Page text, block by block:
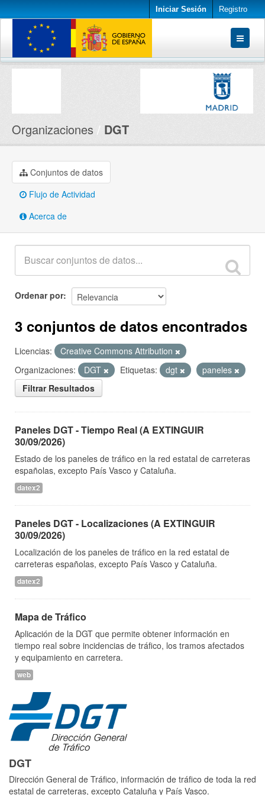
Iniciar Sesión Registro
Conjuntos de datos
Organizaciones DGT
Conjuntos de datos
Flujo de Actividad
Acerca de
Ordenar por
3 conjuntos de datos encontrados
Licencias:
Creative Commons Attribution
Organizaciones:
DGT Etiquetas: dgt
paneles
Filtrar Resultados
Paneles DGT - Tiempo Real (A EXTINGUIR
30/09/2026)
Estado de los paneles de tráfico en la red estatal de carreteras
españolas, excepto País Vasco y Cataluña.
datex2
Paneles DGT - Localizaciones (A EXTINGUIR
30/09/2026)
Localización de los paneles de tráfico en la red estatal de
carreteras españolas, excepto País Vasco y Cataluña.
datex2
Mapa de Tráfico
Aplicación de la DGT que permite obtener información en
tiempo real sobre incidencias de tráfico, los tramos afectados
y equipamiento en carretera.
web
DGT
Dirección General de Tráfico, información de tráfico de toda la red
estatal de carreteras, excepto Cataluña y País Vasco.